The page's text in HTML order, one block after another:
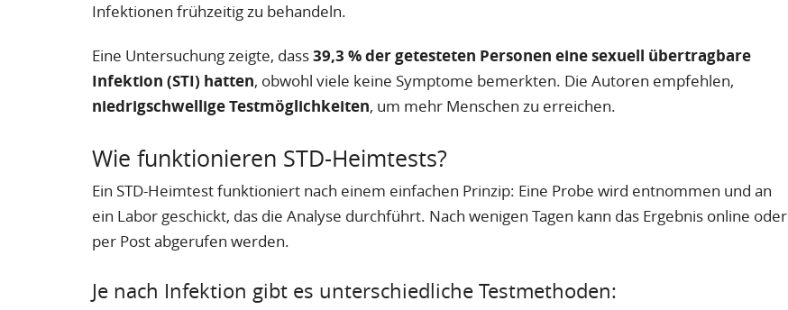
Infektionen frühzeitig zu behandeln.
Eine Untersuchung zeigte, dass39,3 % der getesteten Personen eine sexuell übertragbare
Infektion (STI) hatten, obwohl viele keine Symptome bemerkten. Die Autoren empfehlen,
niedrigschwellige Testmöglichkeiten, um mehr Menschen zu erreichen.
Wie funktionieren STD-Heimtests?
Ein STD-Heimtest funktioniert nach einem einfachen Prinzip: Eine Probe wird entnommen und an
ein Labor geschickt, das die Analyse durchführt. Nach wenigen Tagen kann das Ergebnis online oder
per Post abgerufen werden.
Je nach Infektion gibt es unterschiedliche Testmethoden: